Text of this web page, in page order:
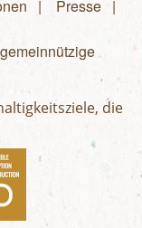
Presse
die